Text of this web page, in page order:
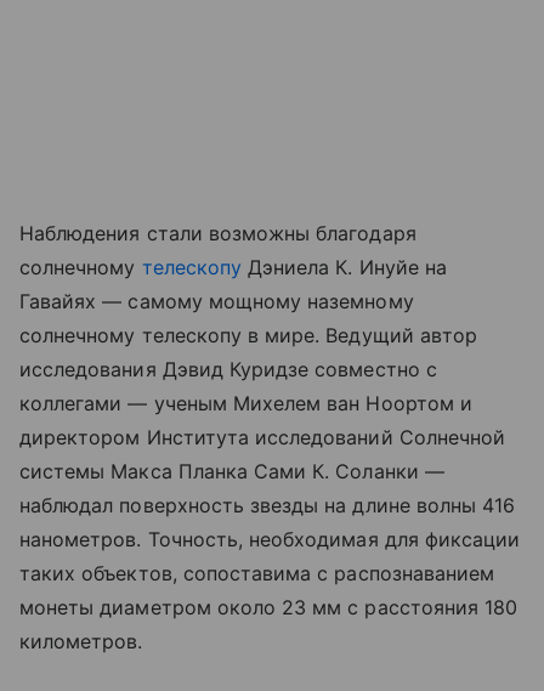
Наблюдения стали возможны благодаря
солнечному телескопу Дэниела К. Инуйе на
Гавайях — самому мощному наземному
солнечному телескопу в мире. Ведущий автор
исследования Дэвид Куридзе совместно с
коллегами — ученым Михелем ван Ноортом и
директором Института исследований Солнечной
системы Макса Планка Сами К. Соланки —
наблюдал поверхность звезды на длине волны 416
нанометров. Точность, необходимая для фиксации
таких объектов, сопоставима с распознаванием
монеты диаметром около 23 мм с расстояния 180
километров.